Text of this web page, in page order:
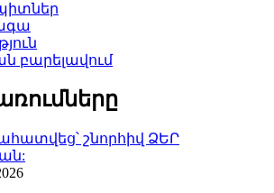
բարելավում
շնորհիվ ՁԵՐ